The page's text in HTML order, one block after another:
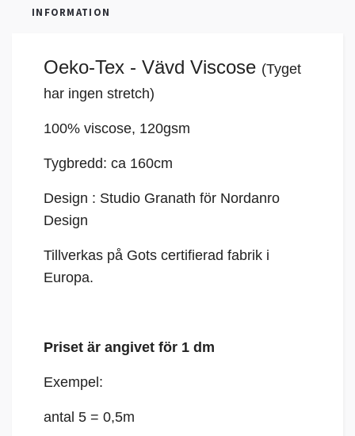
INFORMATION
Oeko-Tex - Vävd Viscose (Tyget
har ingen stretch)
100% viscose, 120gsm
Tygbredd: ca 160cm
Design : Studio Granath för Nordanro
Design
Tillverkas på Gots certifierad fabrik i
Europa.
Priset är angivet för 1 dm
Exempel:
antal 5 = 0,5m